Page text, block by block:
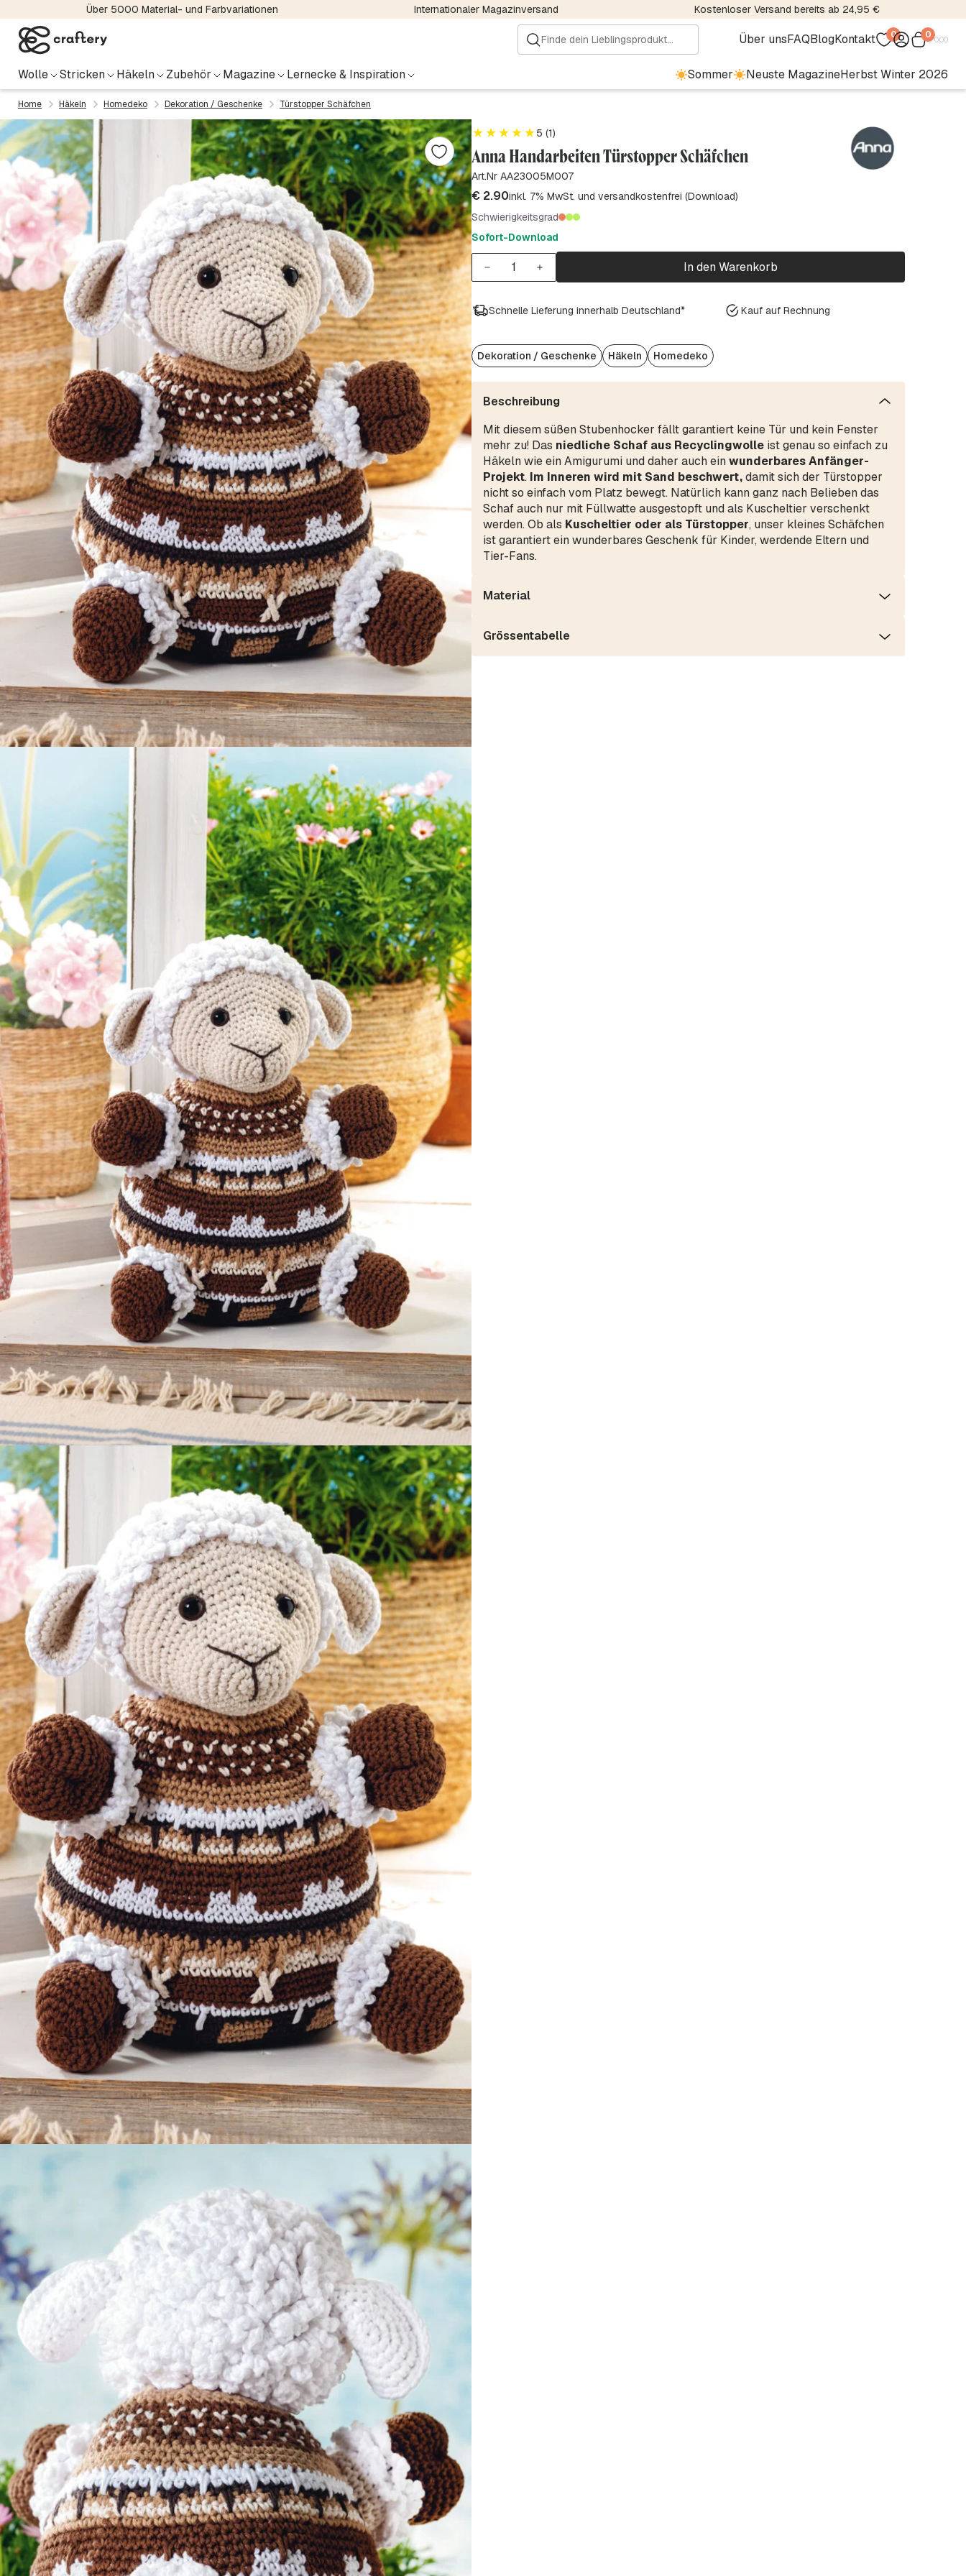
Über 5000 Material- und Farbvariationen Internationaler Magazinversand Kostenloser Versand bereits ab 24,95 €
Über unsFAQBlogKontakt 0 0€0.00
Wolle Stricken Häkeln Zubehör Magazine Lernecke & Inspiration Sommer Neuste MagazineHerbst Winter 2026
Home Häkeln Homedeko Dekoration / Geschenke Türstopper Schäfchen
5 (1)
Anna Handarbeiten Türstopper Schäfchen
Art.Nr AA23005M007
€2.90inkl. 7% MwSt. und versandkostenfrei (Download)
Schwierigkeitsgrad
Sofort-Download
In den Warenkorb
Schnelle Lieferung innerhalb Deutschland* Kauf auf Rechnung
Dekoration / Geschenke Häkeln Homedeko
Beschreibung
Mit diesem süßen Stubenhocker fällt garantiert keine Tür und kein Fenster
mehr zu! Das niedliche Schaf aus Recyclingwolle ist genau so einfach zu
Häkeln wie ein Amigurumi und daher auch einwunderbares Anfänger-
Projekt. Im Inneren wird mit Sand beschwert,damit sich der Türstopper
nicht so einfach vom Platz bewegt. Natürlich kann ganz nach Belieben das
Schaf auch nur mit Füllwatte ausgestopft und als Kuscheltier verschenkt
werden. Ob als Kuscheltier oder als Türstopper, unser kleines Schäfchen
ist garantiert ein wunderbares Geschenk für Kinder, werdende Eltern und
Tier-Fans.
Material
Grössentabelle